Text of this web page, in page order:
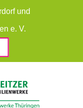
und
e. V.